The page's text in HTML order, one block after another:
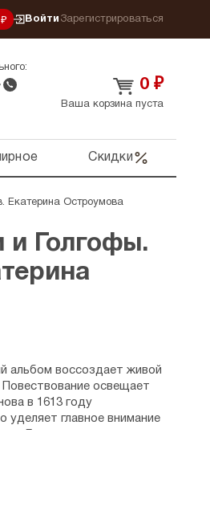
Войти Зарегистрироваться
0 ₽
Ваша корзина пуста
Скидки
Екатерина Остроумова
и Голгофы.
альбом воссоздает живой
Повествование освещает
в 1613 году
уделяет главное внимание
— их духовные
освещает Крестный